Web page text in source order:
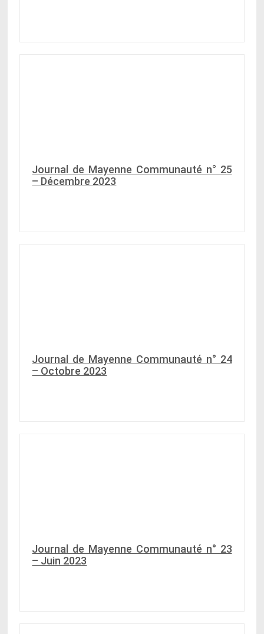
Journal de Mayenne Communauté n° 25
– Décembre 2023
Journal de Mayenne Communauté n° 24
– Octobre 2023
Journal de Mayenne Communauté n° 23
– Juin 2023